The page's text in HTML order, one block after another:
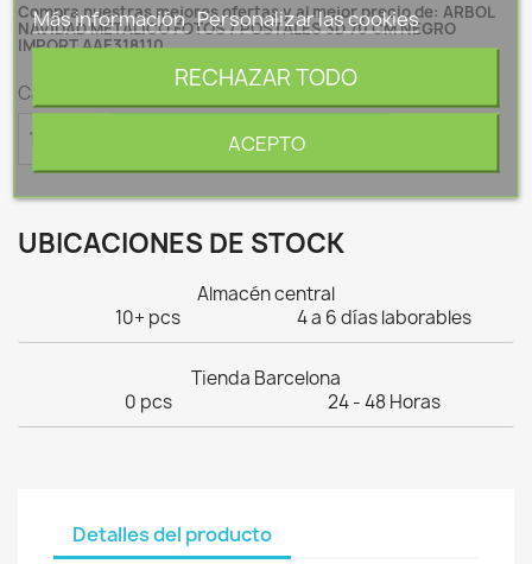
Compra nuestras mejores ofertas y al mejor precio de: ARBOL
NAVIDAD METALICO FOTOS / POSTALES 3D 70 CM NEGRO
IMPORT AAE318110
Cantidad
AÑADIR AL CARRITO
UBICACIONES DE STOCK
Almacén central
10+ pcs
4 a 6 días laborables
Tienda Barcelona
0 pcs
24 - 48 Horas
Detalles del producto
Más información Personalizar las cookies
RECHAZAR TODO
ACEPTO